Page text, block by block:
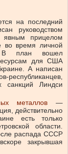
на последний
руководством
прицелом
во время личной
В план вошел
для США
А написан
республиканцев,
санкций Линдси
металлов —
действительно
есть только
области.
распада СССР
закрывшая